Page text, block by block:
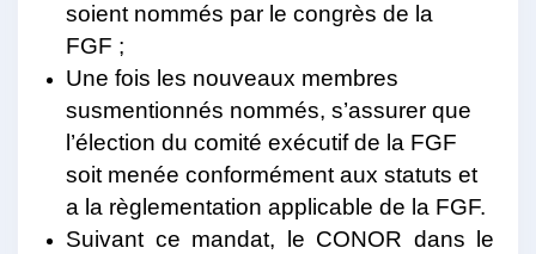
soient nommés par le congrès de la
FGF ;
Une fois les nouveaux membres
susmentionnés nommés, s’assurer que
l’élection du comité exécutif de la FGF
soit menée conformément aux statuts et
a la règlementation applicable de la FGF.
Suivant ce mandat, le CONOR dans le